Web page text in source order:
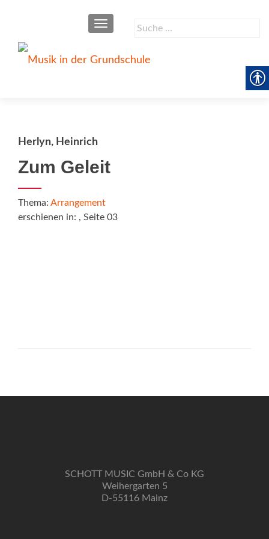
Suche
SCHALTE NAVIGATION
Herlyn, Heinrich
Zum Geleit
Thema: Arrangement
erschienen in: , Seite 03
SCHOTT MUSIC GmbH & Co KG
Weihergarten 5
D-55116 Mainz